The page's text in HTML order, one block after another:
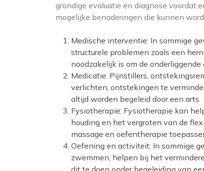
grondige evaluatie en diagnose voordat
mogelijke benaderingen die kunnen
Medische interventie: In sommige
structurele problemen zoals een
noodzakelijk is om de
Medicatie: Pijnstillers,
verlichten, ontstekingen te
altijd worden begeleid door een arts.
Fysiotherapie: Fysiotherapie kan
houding en het vergroten van de
massage en oefentherapie
Oefening en activiteit: In sommige
zwemmen, helpen bij het